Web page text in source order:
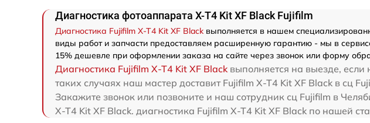
Диагностика фотоаппарата X-T4 Kit XF Black Fujifilm
Диагностика Fujifilm X-T4 Kit XF Blackвыполняется в нашем
виды работ и запчасти предоставляем расширенную гарантию - мы в
15% дешевле при оформлении заказа на сайте через звонок или форму
Диагностика Fujifilm X-T4 Kit XF Black выполняется на выезде, если
таких случаях наш мастер доставит Fujifilm X-T4 Kit XF Black в сц
Закажите звонок или позвоните и наш сотрудник сц Fujifilm в
X-T4 Kit XF Black. диагностика Fujifilm X-T4 Kit XF Black по нашей